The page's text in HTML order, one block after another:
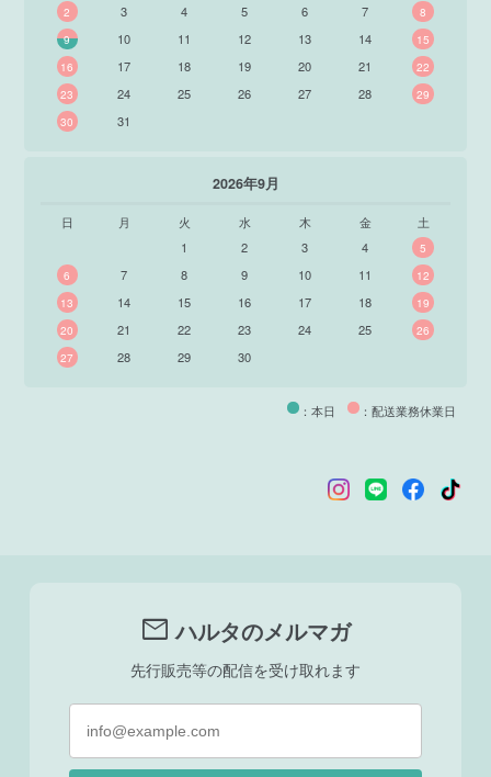
2
3 4 5 6 7
8
9
10 11 12 13 14
15
16
17 18 19 20 21
22
23
24 25 26 27 28
29
30
31
2026年9月
日 月 火 水 木 金
土
1
2 3 4
5
6
7 8 9 10 11
12
13
14 15 16 17 18
19
20
21 22 23 24 25
26
27
28 29 30
：本日 ：配送業務休業日
mail ハルタのメルマガ
先行販売等の配信を受け取れます